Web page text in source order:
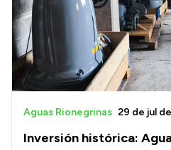
Inversión histórica:
Aguas Rionegrinas 29 de jul